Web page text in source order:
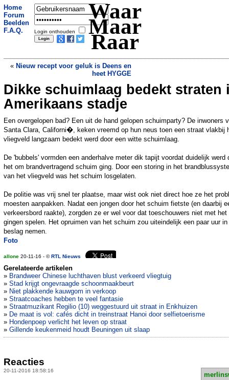
Home
Forum
Beelden
F.A.Q.
Login onthouden
Waar
Maar
Raar
« Nieuw recept voor geluk is Deens en
heet HYGGE
Rattenburgers nieuwste rage in Moskou
»
Dikke schuimlaag bedekt straten
Amerikaans stadje
Een overgelopen bad? Een uit de hand gelopen schuimparty? De inwoners
Santa Clara, Californi�, keken vreemd op hun neus toen een straat vlakbij
vliegveld langzaam bedekt werd door een witte schuimlaag.
De 'bubbels' vormden een anderhalve meter dik tapijt voordat duidelijk werd
het om brandvertragend schuim ging. Door een storing in het
van het vliegveld was het schuim losgelaten.
De politie was vrij snel ter plaatse, maar wist ook niet direct hoe ze het
moesten aanpakken. Nadat een jongen door het schuim fietste (en daarbij
verkeersbord raakte), zorgden ze er wel voor dat toeschouwers niet met het
gingen spelen. Het opruimen van het schuim zou uiteindelijk een paar uur in
beslag nemen.
Foto
allone 20-11-16 - ©RTL Nieuws
Gerelateerde artikelen
» Brandweer Chinese luchthaven blust verkeerd vliegtuig
» Stad krijgt ongevraagde schoonmaakbeurt
» Niet plakkende kauwgom in verkoop
» Straatcoaches hebben te veel fantasie
» Straatmuzikant Regilio (10) weggestuurd uit straat in Enkhuizen
» De maat is vol: cafés dicht in treinstraat Hanoi door selfietoerisme
» Hondenpoep verlicht het leven op straat
» Gillende keukenmeid houdt Beuningen uit slaap
Reacties
20-11-2016 18:58:16